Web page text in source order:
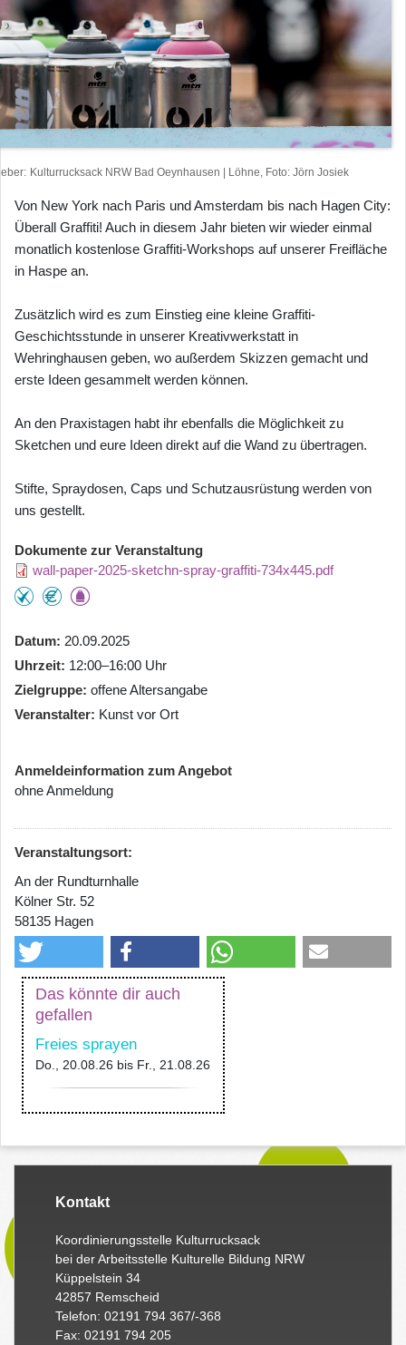
Kulturrucksack NRW Bad Oeynhausen | Löhne, Foto: Jörn Josiek
Von New York nach Paris und Amsterdam bis nach Hagen City:
Überall Graffiti! Auch in diesem Jahr bieten wir wieder einmal
monatlich kostenlose Graffiti-Workshops auf unserer Freifläche
in Haspe an.
Zusätzlich wird es zum Einstieg eine kleine Graffiti-
Geschichtsstunde in unserer Kreativwerkstatt in
Wehringhausen geben, wo außerdem Skizzen gemacht und
erste Ideen gesammelt werden können.
An den Praxistagen habt ihr ebenfalls die Möglichkeit zu
Sketchen und eure Ideen direkt auf die Wand zu übertragen.
Stifte, Spraydosen, Caps und Schutzausrüstung werden von
uns gestellt.
Dokumente zur Veranstaltung
wall-paper-2025-sketchn-spray-graffiti-734x445.pdf
Datum 20.09.2025
Uhrzeit 12:00–16:00 Uhr
Zielgruppe offene Altersangabe
Veranstalter Kunst vor Ort
Anmeldeinformation zum Angebot
ohne Anmeldung
Veranstaltungsort:
An der Rundturnhalle
Kölner Str. 52
58135 Hagen
Das könnte dir auch
gefallen
Freies sprayen
Do., 20.08.26 bis Fr., 21.08.26
Kontakt
Koordinierungsstelle Kulturrucksack
bei der Arbeitsstelle Kulturelle Bildung NRW
Küppelstein 34
42857 Remscheid
Telefon: 02191 794 367/-368
Fax: 02191 794 205